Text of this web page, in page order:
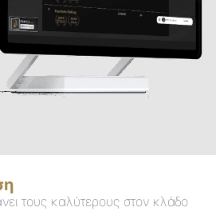
τους καλύτερους στον κλάδο